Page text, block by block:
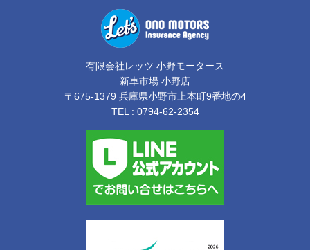
有限会社レッツ 小野モータース
新車市場 小野店
〒675-1379 兵庫県小野市上本町9番地の4
TEL : 0794-62-2354